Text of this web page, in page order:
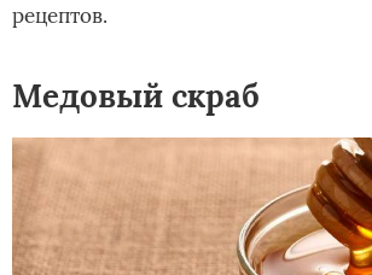
рецептов.
Медовый скраб